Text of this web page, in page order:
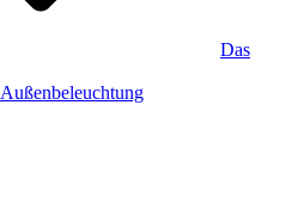
Das
Außenbeleuchtung